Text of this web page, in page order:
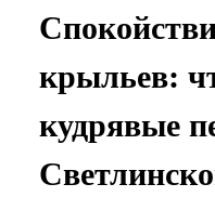
крыльев:
кудрявые